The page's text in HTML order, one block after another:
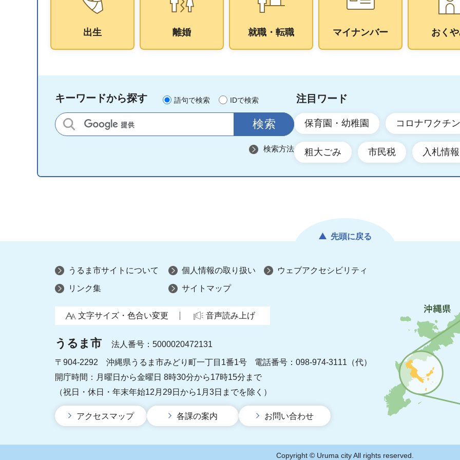
出生 離婚 就職・転職 マイナンバー おく
キーワードから探す 語句で検索 IDで検索
サイト内検索
検索方法
注目ワード
保育園・幼稚園 コロナワクチン
粗大ごみ 市民税 入札情報
先頭に戻る
うるま市サイトについて 個人情報の取り扱い ウェブアクセシビリティ
リンク集 サイトマップ
文字サイズ・色合い変更 音声読み上げ
うるま市 法人番号：5000020472131
〒904-2292 沖縄県うるま市みどり町一丁目1番1号
電話番号：098-974-3111（代）
開庁時間：月曜日から金曜日 8時30分から17時15分まで
（祝日・休日・年末年始12月29日から1月3日までを除く）
アクセスマップ 各課の案内 お問い合わせ
Copyright © Uruma city All rights reserved.